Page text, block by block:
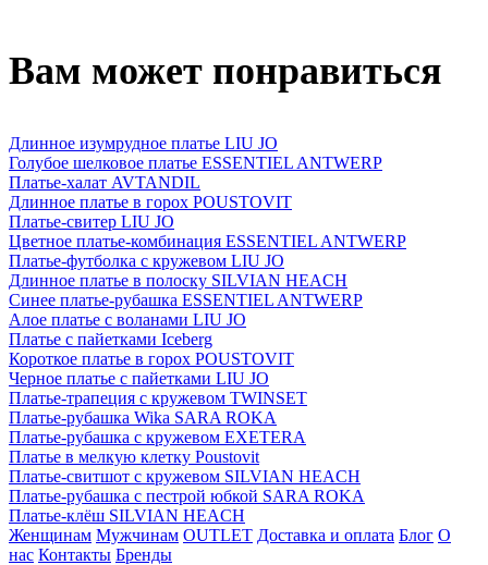
Вам может понравиться
Длинное изумрудное платье LIU JO
Голубое шелковое платье ESSENTIEL ANTWERP
Платье-халат AVTANDIL
Длинное платье в горох POUSTOVIT
Платье-свитер LIU JO
Цветное платье-комбинация ESSENTIEL ANTWERP
Платье-футболка с кружевом LIU JO
Длинное платье в полоску SILVIAN HEACH
Синее платье-рубашка ESSENTIEL ANTWERP
Алое платье с воланами LIU JO
Платье с пайетками Iceberg
Короткое платье в горох POUSTOVIT
Черное платье с пайетками LIU JO
Платье-трапеция с кружевом TWINSET
Платье-рубашка Wika SARA ROKA
Платье-рубашка с кружевом EXETERA
Платье в мелкую клетку Poustovit
Платье-свитшот с кружевом SILVIAN HEACH
Платье-рубашка с пестрой юбкой SARA ROKA
Платье-клёш SILVIAN HEACH
Женщинам Мужчинам OUTLET Доставка и оплата Блог О
нас Контакты Бренды